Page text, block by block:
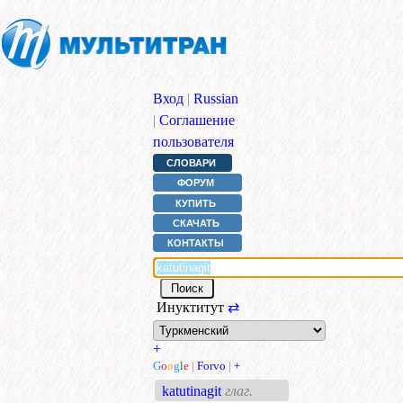
Вход | Russian
| Соглашение
пользователя
СЛОВАРИ
ФОРУМ
КУПИТЬ
СКАЧАТЬ
КОНТАКТЫ
Инуктитут ⇄
+
Google | Forvo | +
katutinagit глаг.